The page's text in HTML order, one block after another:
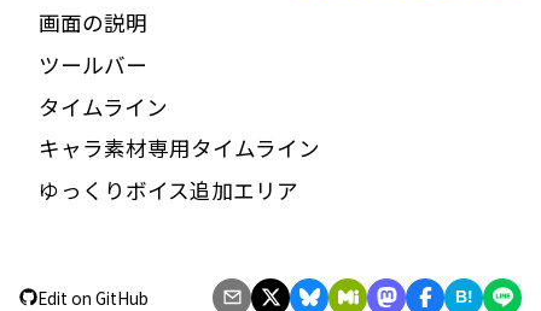
画面の説明
ツールバー
タイムライン
キャラ素材専用タイムライン
ゆっくりボイス追加エリア
Edit on GitHub B!